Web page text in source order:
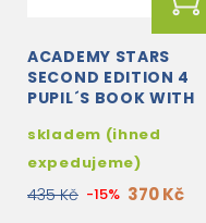
ACADEMY STARS
SECOND EDITION 4
PUPIL´S BOOK WITH
PUPIL'S APP ON NAVIO
skladem (ihned
expedujeme)
435 Kč -15% 370 Kč